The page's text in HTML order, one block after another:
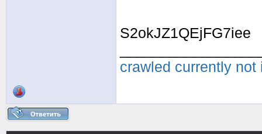
S2okJZ1QEjFG7iee
crawled currently not